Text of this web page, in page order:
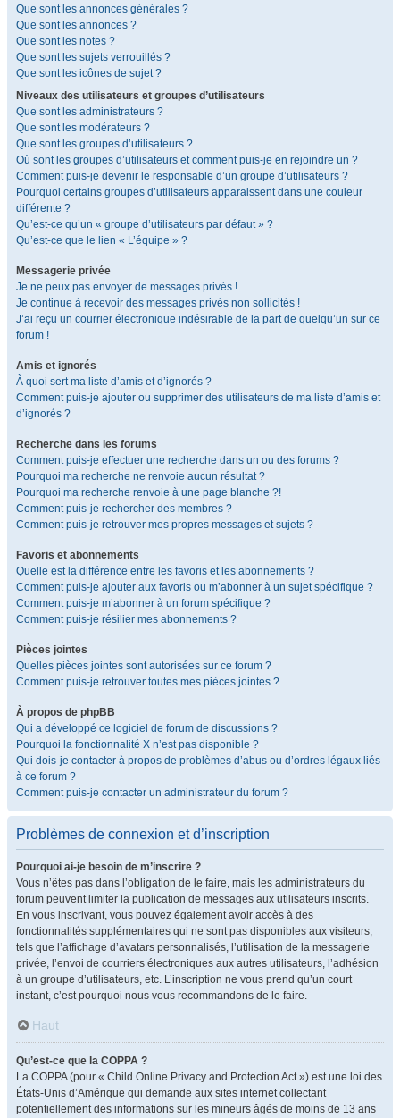
Que sont les annonces générales ?
Que sont les annonces ?
Que sont les notes ?
Que sont les sujets verrouillés ?
Que sont les icônes de sujet ?
Niveaux des utilisateurs et groupes d’utilisateurs
Que sont les administrateurs ?
Que sont les modérateurs ?
Que sont les groupes d’utilisateurs ?
Où sont les groupes d’utilisateurs et comment puis-je en rejoindre un ?
Comment puis-je devenir le responsable d’un groupe d’utilisateurs ?
Pourquoi certains groupes d’utilisateurs apparaissent dans une couleur
différente ?
Qu’est-ce qu’un « groupe d’utilisateurs par défaut » ?
Qu’est-ce que le lien « L’équipe » ?
Messagerie privée
Je ne peux pas envoyer de messages privés !
Je continue à recevoir des messages privés non sollicités !
J’ai reçu un courrier électronique indésirable de la part de quelqu’un sur ce
forum !
Amis et ignorés
À quoi sert ma liste d’amis et d’ignorés ?
Comment puis-je ajouter ou supprimer des utilisateurs de ma liste d’amis et
d’ignorés ?
Recherche dans les forums
Comment puis-je effectuer une recherche dans un ou des forums ?
Pourquoi ma recherche ne renvoie aucun résultat ?
Pourquoi ma recherche renvoie à une page blanche ?!
Comment puis-je rechercher des membres ?
Comment puis-je retrouver mes propres messages et sujets ?
Favoris et abonnements
Quelle est la différence entre les favoris et les abonnements ?
Comment puis-je ajouter aux favoris ou m’abonner à un sujet spécifique ?
Comment puis-je m’abonner à un forum spécifique ?
Comment puis-je résilier mes abonnements ?
Pièces jointes
Quelles pièces jointes sont autorisées sur ce forum ?
Comment puis-je retrouver toutes mes pièces jointes ?
À propos de phpBB
Qui a développé ce logiciel de forum de discussions ?
Pourquoi la fonctionnalité X n’est pas disponible ?
Qui dois-je contacter à propos de problèmes d’abus ou d’ordres légaux liés
à ce forum ?
Comment puis-je contacter un administrateur du forum ?
Problèmes de connexion et d’inscription
Pourquoi ai-je besoin de m’inscrire ?
Vous n’êtes pas dans l’obligation de le faire, mais les administrateurs du
forum peuvent limiter la publication de messages aux utilisateurs inscrits.
En vous inscrivant, vous pouvez également avoir accès à des
fonctionnalités supplémentaires qui ne sont pas disponibles aux visiteurs,
tels que l’affichage d’avatars personnalisés, l’utilisation de la messagerie
privée, l’envoi de courriers électroniques aux autres utilisateurs, l’adhésion
à un groupe d’utilisateurs, etc. L’inscription ne vous prend qu’un court
instant, c’est pourquoi nous vous recommandons de le faire.
Haut
Qu’est-ce que la COPPA ?
La COPPA (pour « Child Online Privacy and Protection Act ») est une loi des
États-Unis d’Amérique qui demande aux sites internet collectant
potentiellement des informations sur les mineurs âgés de moins de 13 ans